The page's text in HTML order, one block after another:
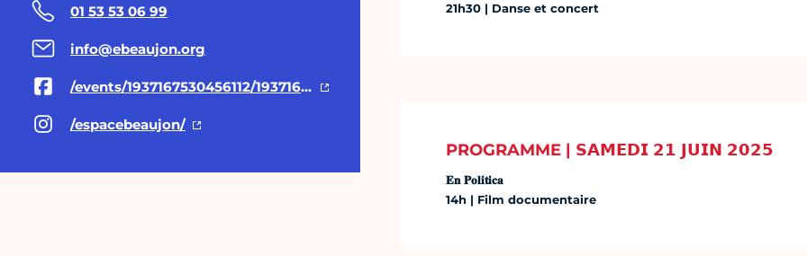
01 53 53 06 99
info@ebeaujon.org
/events/1937167530456112/1937167533789445/
/espacebeaujon/
21h30 | Danse et concert
PROGRAMME | 𝗦𝗔𝗠𝗘𝗗𝗜 𝟮𝟭 𝗝𝗨𝗜𝗡 𝟮𝟬𝟮𝟱
𝐄𝐧 𝐏𝐨𝐥𝐢𝐭𝐢𝐜𝐚
14h | Film documentaire